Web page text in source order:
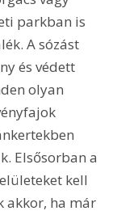
parkban is
A sózást
és védett
olyan
Elsősorban a
kell
akkor, ha már